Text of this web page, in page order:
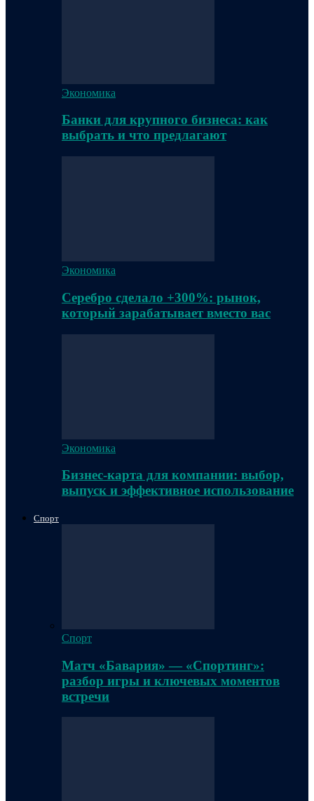
Экономика
Банки для крупного бизнеса: как
выбрать и что предлагают
Экономика
Серебро сделало +300%: рынок,
который зарабатывает вместо вас
Экономика
Бизнес-карта для компании: выбор,
выпуск и эффективное использование
Спорт
Спорт
Матч «Бавария» — «Спортинг»:
разбор игры и ключевых моментов
встречи